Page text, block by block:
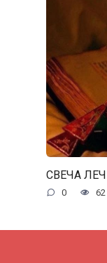
СВЕЧА
0 62